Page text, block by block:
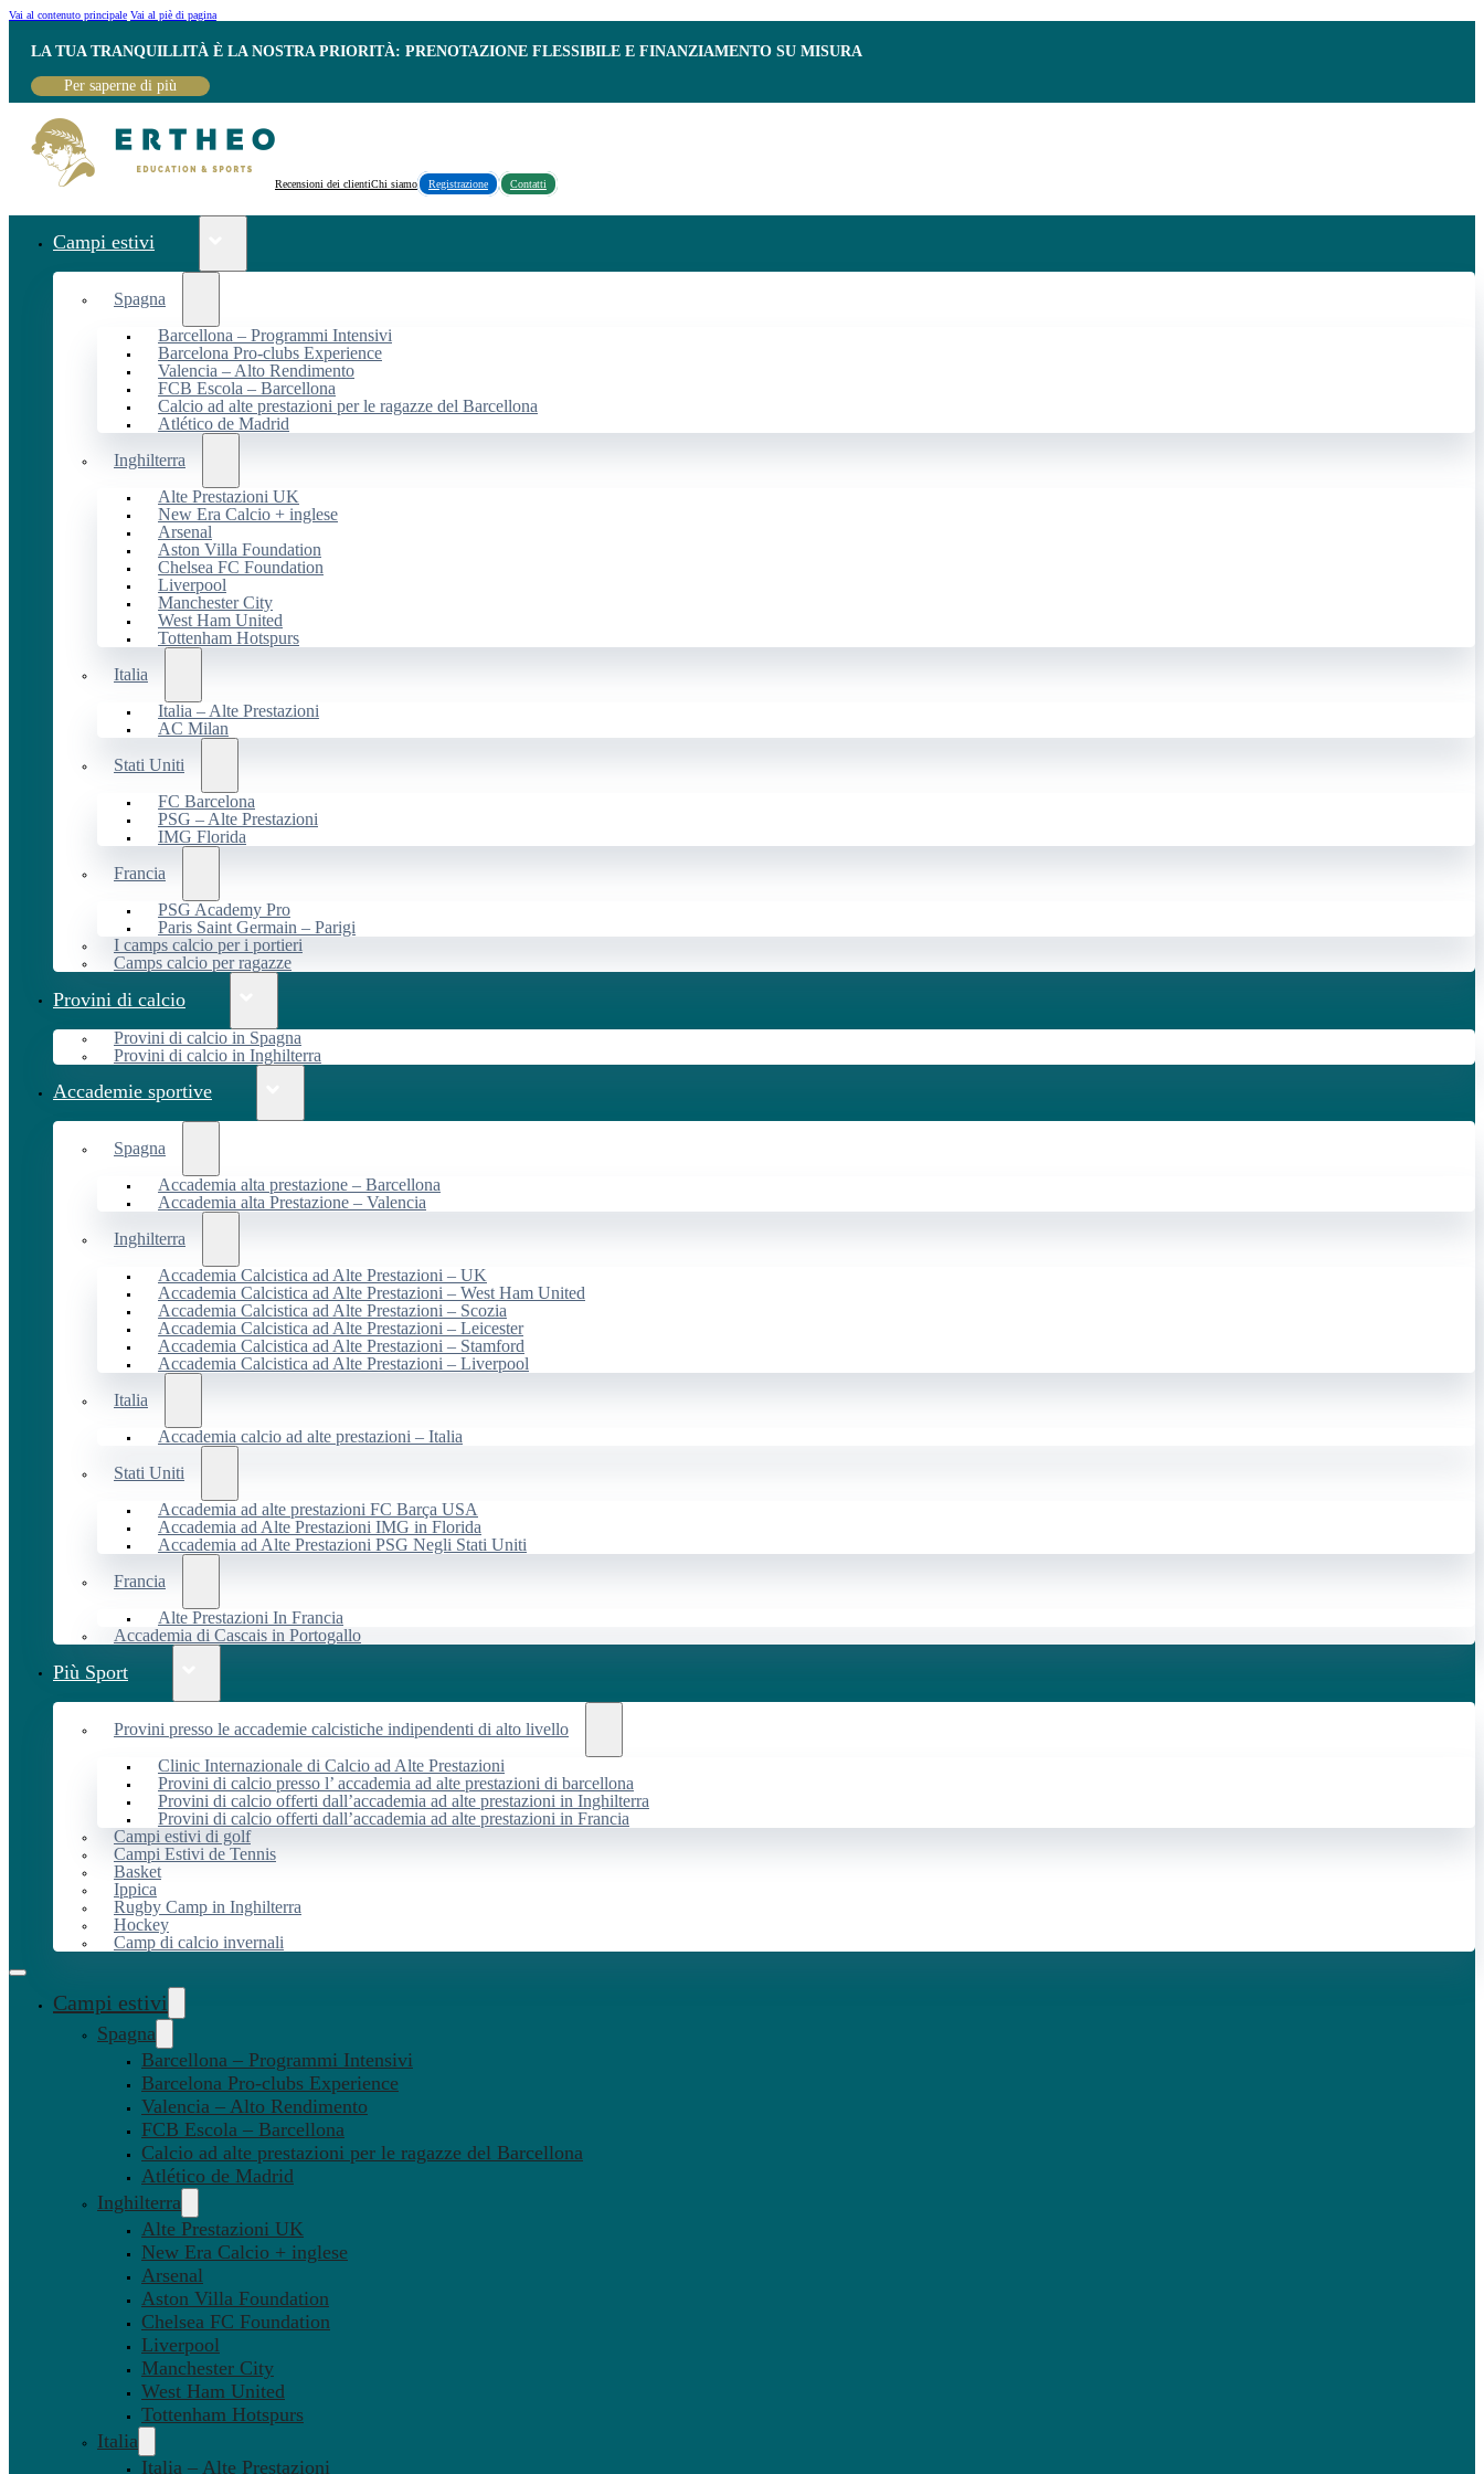
Vai al contenuto principale Vai al piè di pagina
LA TUA TRANQUILLITÀ È LA NOSTRA PRIORITÀ: PRENOTAZIONE FLESSIBILE E FINANZIAMENTO SU MISURA
Per saperne di più
Recensioni dei clientiChi siamo Registrazione Contatti
Campi estivi
Spagna
Barcellona – Programmi Intensivi
Barcelona Pro-clubs Experience
Valencia – Alto Rendimento
FCB Escola – Barcellona
Calcio ad alte prestazioni per le ragazze del Barcellona
Atlético de Madrid
Inghilterra
Alte Prestazioni UK
New Era Calcio + inglese
Arsenal
Aston Villa Foundation
Chelsea FC Foundation
Liverpool
Manchester City
West Ham United
Tottenham Hotspurs
Italia
Italia – Alte Prestazioni
AC Milan
Stati Uniti
FC Barcelona
PSG – Alte Prestazioni
IMG Florida
Francia
PSG Academy Pro
Paris Saint Germain – Parigi
I camps calcio per i portieri
Camps calcio per ragazze
Provini di calcio
Provini di calcio in Spagna
Provini di calcio in Inghilterra
Accademie sportive
Spagna
Accademia alta prestazione – Barcellona
Accademia alta Prestazione – Valencia
Inghilterra
Accademia Calcistica ad Alte Prestazioni – UK
Accademia Calcistica ad Alte Prestazioni – West Ham United
Accademia Calcistica ad Alte Prestazioni – Scozia
Accademia Calcistica ad Alte Prestazioni – Leicester
Accademia Calcistica ad Alte Prestazioni – Stamford
Accademia Calcistica ad Alte Prestazioni – Liverpool
Italia
Accademia calcio ad alte prestazioni – Italia
Stati Uniti
Accademia ad alte prestazioni FC Barça USA
Accademia ad Alte Prestazioni IMG in Florida
Accademia ad Alte Prestazioni PSG Negli Stati Uniti
Francia
Alte Prestazioni In Francia
Accademia di Cascais in Portogallo
Più Sport
Provini presso le accademie calcistiche indipendenti di alto livello
Clinic Internazionale di Calcio ad Alte Prestazioni
Provini di calcio presso l’ accademia ad alte prestazioni di barcellona
Provini di calcio offerti dall’accademia ad alte prestazioni in Inghilterra
Provini di calcio offerti dall’accademia ad alte prestazioni in Francia
Campi estivi di golf
Campi Estivi de Tennis
Basket
Ippica
Rugby Camp in Inghilterra
Hockey
Camp di calcio invernali
Campi estivi
Spagna
Barcellona – Programmi Intensivi
Barcelona Pro-clubs Experience
Valencia – Alto Rendimento
FCB Escola – Barcellona
Calcio ad alte prestazioni per le ragazze del Barcellona
Atlético de Madrid
Inghilterra
Alte Prestazioni UK
New Era Calcio + inglese
Arsenal
Aston Villa Foundation
Chelsea FC Foundation
Liverpool
Manchester City
West Ham United
Tottenham Hotspurs
Italia
Italia – Alte Prestazioni